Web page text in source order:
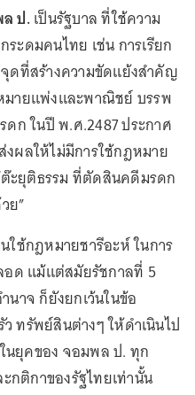
ป.เป็นรัฐบาล ที่ใช้ความ
ะดมคนไทย เช่น การเรียก
ดที่สร้างความขัดแย้งสำคัญ
มายแพ่งและพาณิชย์ บรรพ
ก ในปี พ.ศ.2487 ประกาศ
ผลให้ไม่มีการใช้กฎหมาย
ะยุติธรรม ที่ตัดสินคดีมรดก
ย”
ใช้กฎหมายชารีอะห์ ในการ
ด แม้แต่สมัยรัชกาลที่ 5
าจ ก็ยังยกเว้นในข้อ
ทรัพย์สินต่างๆ ให้ดำเนินไป
นยุคของ จอมพล ป. ทุก
ติกาของรัฐไทยเท่านั้น